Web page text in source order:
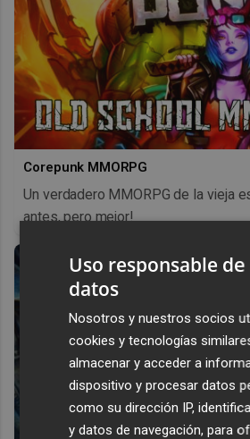
Corepunk MMORPG
Un verdadero MMORPG de la vieja
antes, pero mejor!
Uso responsable de
datos
Nosotros y nuestros socios
cookies y tecnologías
almacenar y acceder a
dispositivo y procesar datos
como su dirección IP,
y datos de navegación, para